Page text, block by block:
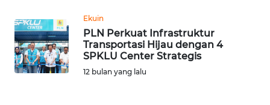
Ekuin
PLN Perkuat Infrastruktur
Transportasi Hijau dengan 4
SPKLU Center Strategis
12 bulan yang lalu
WN
BEKASI
WN